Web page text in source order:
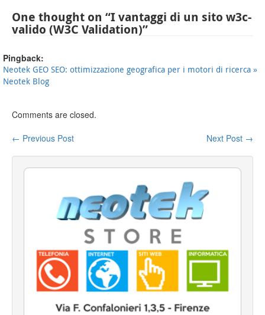
One thought on “I vantaggi di un sito w3c-
valido (W3C Validation)”
Pingback:
Neotek GEO SEO: ottimizzazione geografica per i motori di ricerca »
Neotek Blog
Comments are closed.
Post navigation
Next Post →
← Previous Post